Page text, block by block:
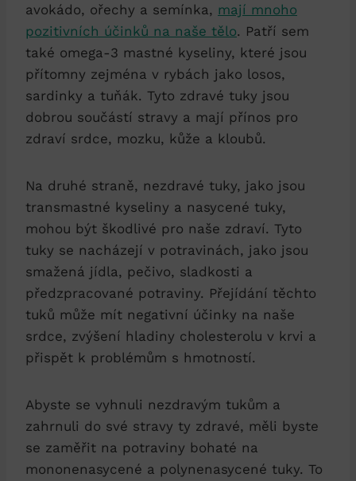
avokádo, ořechy a semínka, mají mnoho
pozitivních účinků na naše tělo. Patří sem
také omega-3 mastné kyseliny, které jsou
přítomny zejména v rybách jako losos,
sardinky a tuňák. Tyto zdravé tuky jsou
dobrou součástí stravy a mají přínos pro
zdraví srdce, mozku, kůže a kloubů.
Na druhé straně, nezdravé tuky, jako jsou
transmastné kyseliny a nasycené tuky,
mohou být škodlivé pro naše zdraví. Tyto
tuky se nacházejí v potravinách, jako jsou
smažená jídla, pečivo, sladkosti a
předzpracované potraviny. Přejídání těchto
tuků může mít negativní účinky na naše
srdce, zvýšení hladiny cholesterolu v krvi a
přispět k problémům s hmotností.
Abyste se vyhnuli nezdravým tukům a
zahrnuli do své stravy ty zdravé, měli byste
se zaměřit na potraviny bohaté na
mononenasycené a polynenasycené tuky. To